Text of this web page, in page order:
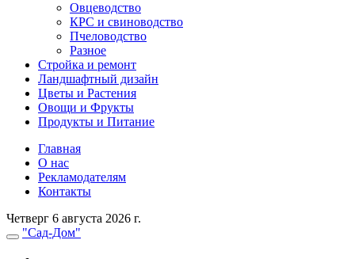
Овцеводство
КРС и свиноводство
Пчеловодство
Разное
Стройка и ремонт
Ландшафтный дизайн
Цветы и Растения
Овощи и Фрукты
Продукты и Питание
Главная
О нас
Рекламодателям
Контакты
Четверг 6 августа 2026 г.
"Сад-Дом"